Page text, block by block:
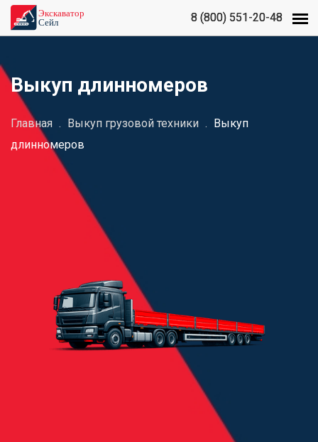
8 (800) 551-20-48
8 (800) 551-20-48
Выкуп длинномеров
Главная . Выкуп грузовой техники . Выкуп
длинномеров